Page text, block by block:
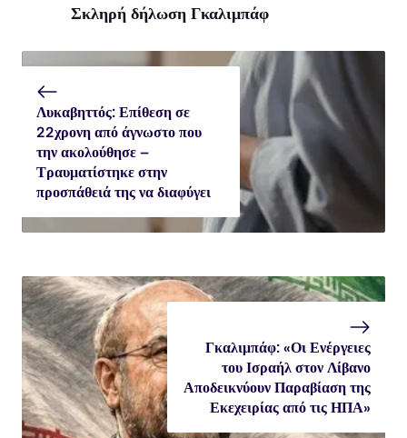
Σκληρή δήλωση Γκαλιμπάφ
Λυκαβηττός: Επίθεση σε
22χρονη από άγνωστο που
την ακολούθησε –
Τραυματίστηκε στην
προσπάθειά της να διαφύγει
Γκαλιμπάφ: «Οι Ενέργειες
του Ισραήλ στον Λίβανο
Αποδεικνύουν Παραβίαση της
Εκεχειρίας από τις ΗΠΑ»